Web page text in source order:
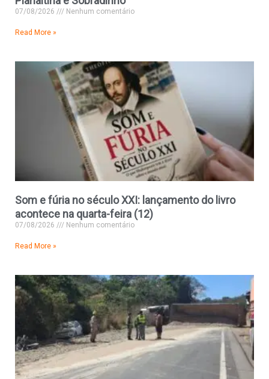
07/08/2026 Nenhum comentário
Read More »
Som e fúria no século XXI: lançamento do livro
acontece na quarta-feira (12)
07/08/2026 Nenhum comentário
Read More »